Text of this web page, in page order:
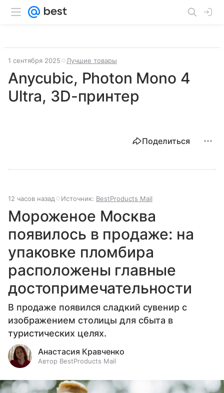
1 сентября 2025 Лучшие товары
Anycubic, Photon Mono 4
Ultra, 3D-принтер
Поделиться
12 часов назад Источник: BestProducts Mail
Мороженое Москва
появилось в продаже: на
упаковке пломбира
расположены главные
достопримечательности
В продаже появился сладкий сувенир с
изображением столицы для сбыта в
туристических целях.
Анастасия Кравченко
Автор BestProducts Mail